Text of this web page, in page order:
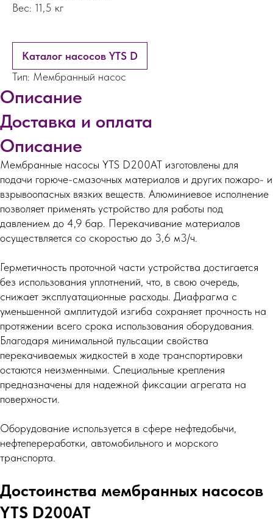
Вес: 11,5 кг
Каталог насосов YTS D
Тип: Мембранный насос
Описание
Доставка и оплата
Описание
Мембранные насосы YTS D200AT изготовлены для
подачи горюче-смазочных материалов и других пожаро- и
взрывоопасных вязких веществ. Алюминиевое исполнение
позволяет применять устройство для работы под
давлением до 4,9 бар. Перекачивание материалов
осуществляется со скоростью до 3,6 м3/ч.
Герметичность проточной части устройства достигается
без использования уплотнений, что, в свою очередь,
снижает эксплуатационные расходы. Диафрагма с
уменьшенной амплитудой изгиба сохраняет прочность на
протяжении всего срока использования оборудования.
Благодаря минимальной пульсации свойства
перекачиваемых жидкостей в ходе транспортировки
остаются неизменными. Специальные крепления
предназначены для надежной фиксации агрегата на
поверхности.
Оборудование используется в сфере нефтедобычи,
нефтепереработки, автомобильного и морского
транспорта.
Достоинства мембранных насосов
YTS D200AT